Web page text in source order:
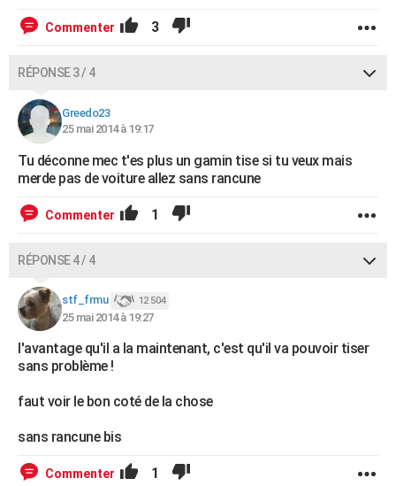
Commenter 3
RÉPONSE 3 / 4
Greedo23
25 mai 2014 à 19:17
Tu déconne mec t'es plus un gamin tise si tu veux mais
merde pas de voiture allez sans rancune
Commenter 1
RÉPONSE 4 / 4
stf_frmu 12 504
25 mai 2014 à 19:27
l'avantage qu'il a la maintenant, c'est qu'il va pouvoir tiser
sans problème !
faut voir le bon coté de la chose
sans rancune bis
Commenter 1